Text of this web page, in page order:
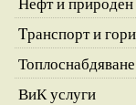
Tранспорт и
Топлоснабдяване
ВиК услуги